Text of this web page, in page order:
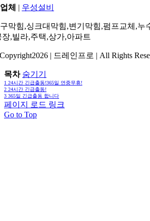
체 | 우성설비
막힘,싱크대막힘,변기막힘,펌프교체,누
장,빌라,주택,상가,아파트
| 드레인프로 | All Rights
목차 숨기기
1 24시간 긴급출동!365일 연중무휴!
2 24시간 긴급출동!
3 365일 긴급출동 합니다
페이지 로드 링크
Go to Top